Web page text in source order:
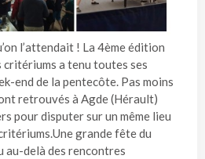
l’attendait ! La 4ème édition
critériums a tenu toutes ses
end de la pentecôte. Pas moins
retrouvés à Agde (Hérault)
pour disputer sur un même lieu
grande fête du
au-delà des rencontres